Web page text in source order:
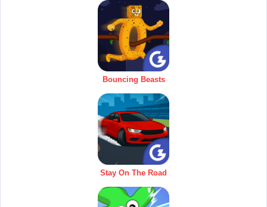
Bouncing Beasts
Stay On The Road